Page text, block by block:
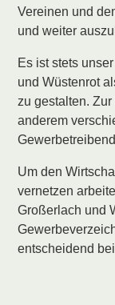
Vereinen und
und weiter
Es ist stets
und Wüstenrot
zu gestalten.
anderem
Um den
vernetzen
Großerlach und
entscheidend